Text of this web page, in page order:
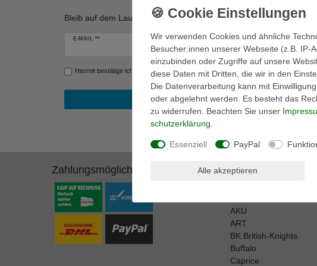
Bleib auf dem Laufenden! Erfahre von unseren Werbeaktionen.
E-MAIL **
Newsletter
Hiermit bestätige ich, dass ich die Daten­schutz­erklärung gelesen habe. Meine
Zahlungsmöglichkeiten Marken
AKU
ART
BK British-Knights
Buffalo
Caprice
Wir verwenden Cookies und ähnliche
Besucher:innen unserer Webseite (z.B. IP-
einzubinden oder Zugriffe auf unsere
diese Daten mit Dritten, die wir in den
Die Datenverarbeitung kann mit
oder abgelehnt werden. Es besteht das
zu widerrufen. Beachten Sie unser
schutz­erklärung
Essenziell PayPal
Alle akzeptieren